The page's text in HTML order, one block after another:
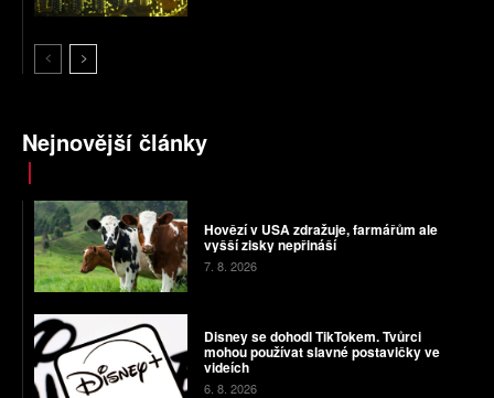
Nejnovější články
Hovězí v USA zdražuje, farmářům ale
vyšší zisky nepřináší
7. 8. 2026
Disney se dohodl TikTokem. Tvůrci
mohou používat slavné postavičky ve
videích
6. 8. 2026